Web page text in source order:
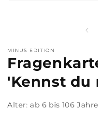
MINUS EDITION
'Kennst du
Alter: ab 6 bis 106 Jahre